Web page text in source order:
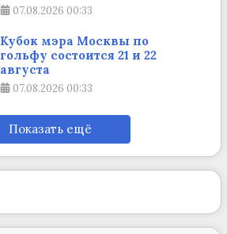
07.08.2026 00:33
Кубок мэра Москвы по
гольфу состоится 21 и 22
августа
07.08.2026 00:33
Показать ещё